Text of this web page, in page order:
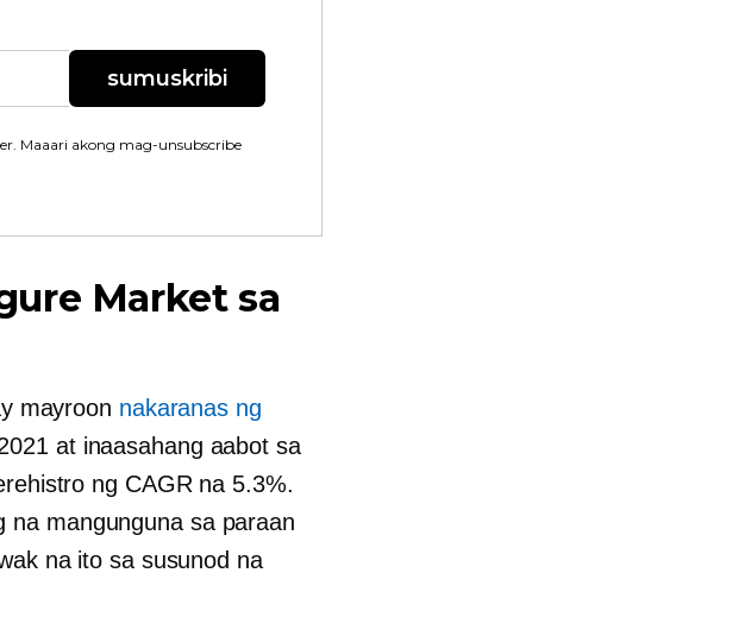
sumuskribi
Maaari akong mag-unsubscribe
Market sa
mayroon nakaranas ng
at inaasahang aabot sa
ng CAGR na 5.3%.
na mangunguna sa paraan
na ito sa susunod na